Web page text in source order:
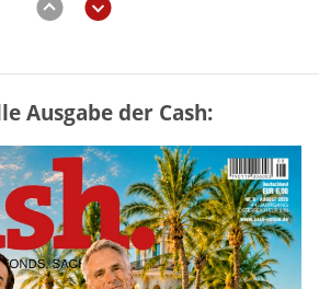
Zutritt: Wann Mieter
öffnen müssen
erreicht Sieben-Wochen-
Ausgabe der Cash: